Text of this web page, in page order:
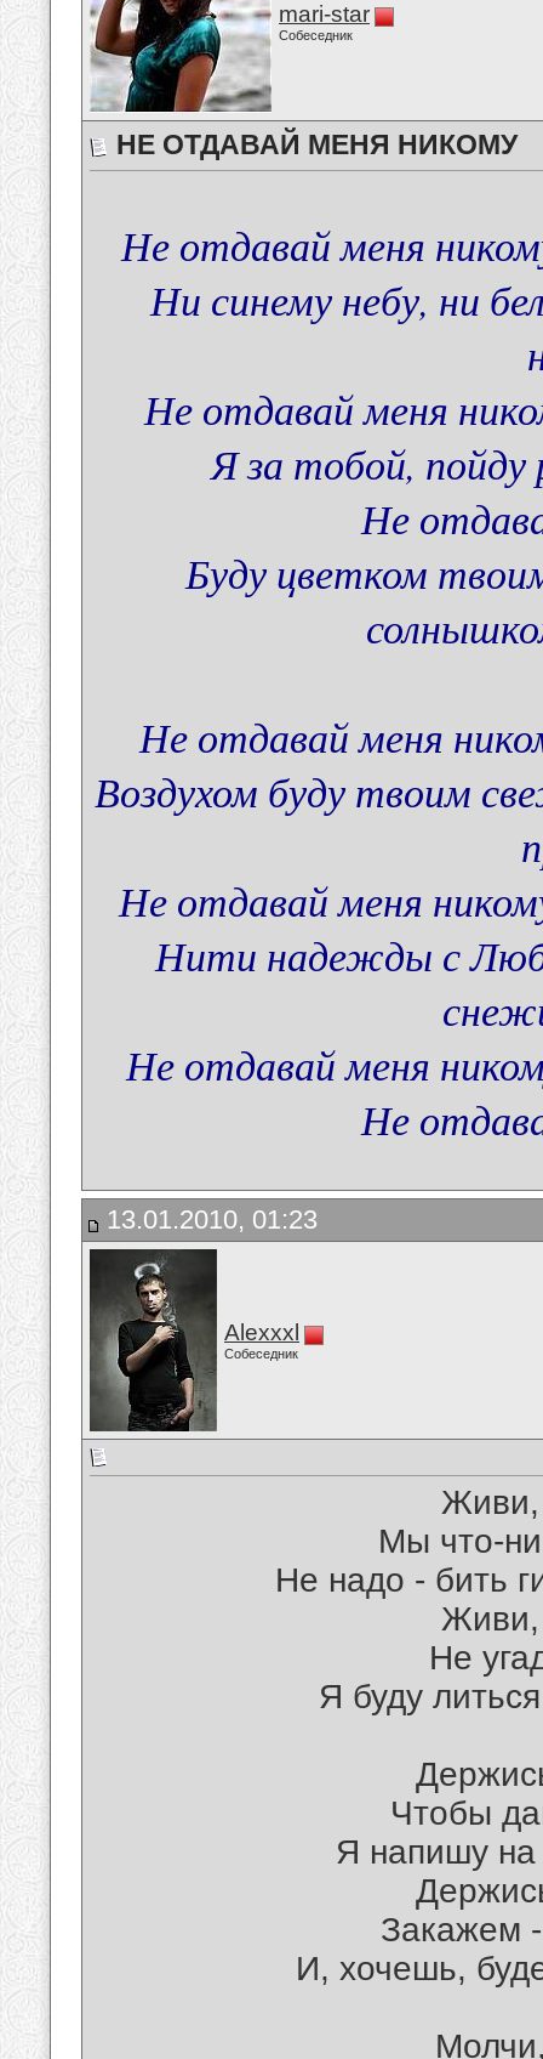
mari-star
Собеседник
НЕ ОТДАВАЙ МЕНЯ НИКОМУ
Не отдавай меня
Ни синему небу, ни
Не отдавай меня
Я за тобой, пойду
Не
Буду цветком
Не отдавай меня
Воздухом буду твоим
Не отдавай меня
Нити надежды с
Не отдавай меня
Не
13.01.2010, 01:23
Alexxxl
Собеседник
Живи,
Мы что-
Не надо - бить
Живи,
Не
Я буду
Чтобы
Я напишу
Закажем
И, хочешь,